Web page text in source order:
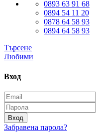
0893 63 91 68
0894 54 11 20
0878 64 58 93
0894 64 58 93
Търсене
Любими
Вход
Вход
Забравена парола?